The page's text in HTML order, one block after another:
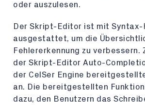
oder auszulesen.
Der Skript-Editor ist mit Syntax-
ausgestattet, um die
Fehlererkennung zu verbessern.
der Skript-Editor Auto-
der CelSer Engine
an. Die bereitgestellten
dazu, den Benutzern das